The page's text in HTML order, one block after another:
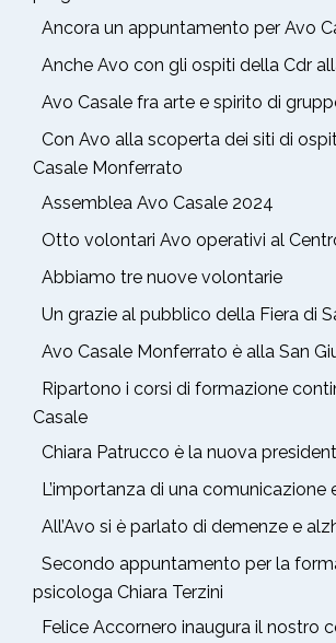
Ancora un appuntamento per Avo
Anche Avo con gli ospiti della Cdr
Avo Casale fra arte e spirito di
Con Avo alla scoperta dei siti di
Casale Monferrato
Assemblea Avo Casale 2024
Otto volontari Avo operativi al
Abbiamo tre nuove volontarie
Un grazie al pubblico della Fiera di
Avo Casale Monferrato è alla San
Ripartono i corsi di formazione
Casale
Chiara Patrucco è la nuova
L’importanza di una comunicazione
All’Avo si è parlato di demenze e
Secondo appuntamento per la
psicologa Chiara Terzini
Felice Accornero inaugura il nostro